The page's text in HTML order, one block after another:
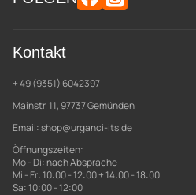
Kontakt
+ 49 (9351) 6042397
Mainstr. 11, 97737 Gemünden
Email:shop@urganci-its.de
Öffnungszeiten:
Mo - Di: nach Absprache
Mi - Fr: 10:00 - 12:00 + 14:00 - 18:00
Sa: 10:00 - 12:00